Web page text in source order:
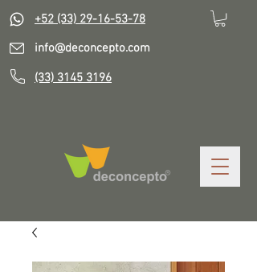
+52 (33) 29-16-53-78
info@deconcepto.com
(33) 3145 3196